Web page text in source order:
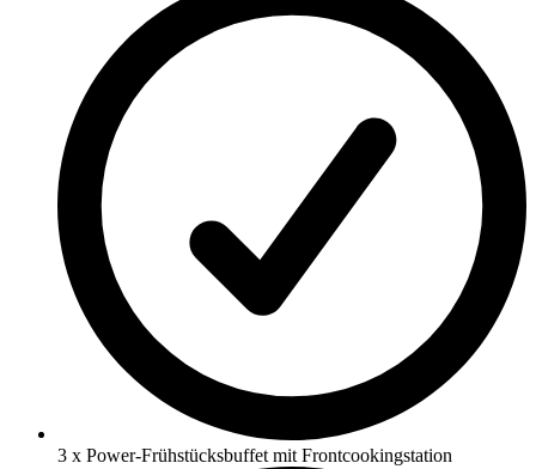
3 x Power-Frühstücksbuffet mit Frontcookingstation